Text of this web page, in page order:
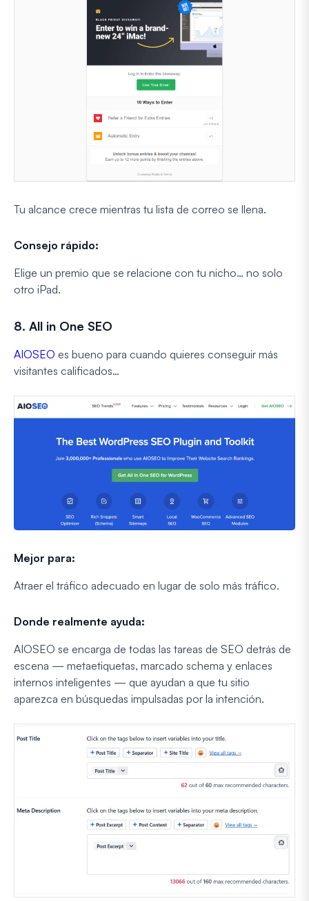
Tu alcance crece mientras tu lista de correo se llena.
Consejo rápido:
Elige un premio que se relacione con tu nicho… no solo
otro iPad.
8. All in One SEO
AIOSEO es bueno para cuando quieres conseguir más
visitantes calificados…
Mejor para:
Atraer el tráfico adecuado en lugar de solo más tráfico.
Donde realmente ayuda:
AIOSEO se encarga de todas las tareas de SEO detrás de
escena — metaetiquetas, marcado schema y enlaces
internos inteligentes — que ayudan a que tu sitio
aparezca en búsquedas impulsadas por la intención.